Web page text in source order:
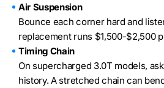
Air Suspension
Bounce each corner hard and
replacement runs $1,500-$2,500
Timing Chain
On supercharged 3.0T models,
history. A stretched chain can